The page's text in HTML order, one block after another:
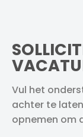
Vul het
achter te
opnemen om